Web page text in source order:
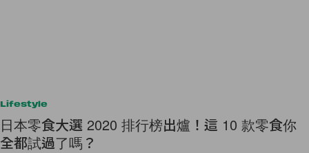
Lifestyle
日本零食大選 2020 排行榜出爐！這 10 款零食你
全都試過了嗎？